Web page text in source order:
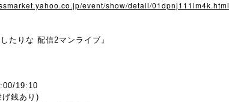
event/show/detail/01dpnj111im4k.html
たりな 配信2マンライブ』
19:10
銭あり)